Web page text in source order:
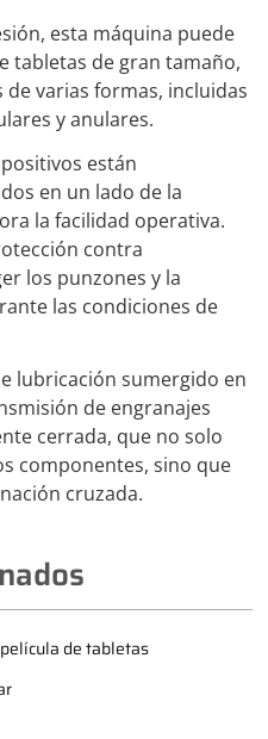
esta máquina puede
tabletas de gran tamaño,
varias formas, incluidas
y anulares.
están
en un lado de la
la facilidad operativa.
contra
los punzones y la
las condiciones de
lubricación sumergido en
de engranajes
cerrada, que no solo
componentes, sino que
cruzada.
de tabletas